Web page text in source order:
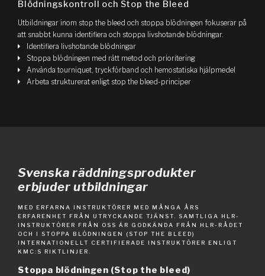
Blödningskontroll och Stop the Bleed
Utbildningar inom stop the bleed och stoppa blödningen fokuserar på
att snabbt kunna identifiera och stoppa livshotande blödningar.
Identifiera livshotande blödningar
Stoppa blödningen med rätt metod och prioritering
Använda tourniquet, tryckförband och hemostatiska hjälpmedel
Arbeta strukturerat enligt stop the bleed-principer
Svenska räddningsprodukter
erbjuder utbildningar
MED ERFARNA INSTRUKTÖRER MED MÅNGA ÅRS
ERFARENHET FRÅN UTRYCKANDE TJÄNST. SAMTLIGA HLR-
INSTRUKTÖRER FRÅN OSS ÄR GODKÄNDA FRÅN HLR-RÅDET
OCH I STOPPA BLÖDNINGEN (STOP THE BLEED)
INTERNATIONELLT CERTIFIERADE INSTRUKTÖRER ENLIGT
KMC:S RIKTLINJER.
Stoppa blödningen (Stop the bleed)